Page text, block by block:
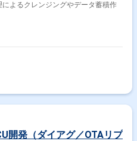
よるクレンジングやデータ蓄積作
開発（ダイアグ／OTAリプ
C